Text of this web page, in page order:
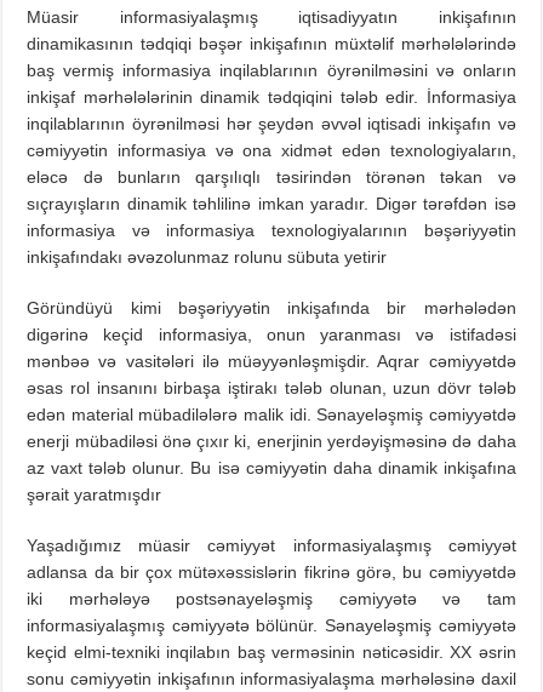
Müasir informasiyalaşmış iqtisadiyyatın inkişafının
dinamikasının tədqiqi bəşər inkişafının müxtəlif mərhələlərində
baş vermiş informasiya inqilablarının öyrənilməsini və onların
inkişaf mərhələlərinin dinamik tədqiqini tələb edir. İnformasiya
inqilablarının öyrənilməsi hər şeydən əvvəl iqtisadi inkişafın və
cəmiyyətin informasiya və ona xidmət edən texnologiyaların,
eləcə də bunların qarşılıqlı təsirindən törənən təkan və
sıçrayışların dinamik təhlilinə imkan yaradır. Digər tərəfdən isə
informasiya və informasiya texnologiyalarının bəşəriyyətin
inkişafındakı əvəzolunmaz rolunu sübuta yetirir
Göründüyü kimi bəşəriyyətin inkişafında bir mərhələdən
digərinə keçid informasiya, onun yaranması və istifadəsi
mənbəə və vasitələri ilə müəyyənləşmişdir. Aqrar cəmiyyətdə
əsas rol insanını birbaşa iştirakı tələb olunan, uzun dövr tələb
edən material mübadilələrə malik idi. Sənayeləşmiş cəmiyyətdə
enerji mübadiləsi önə çıxır ki, enerjinin yerdəyişməsinə də daha
az vaxt tələb olunur. Bu isə cəmiyyətin daha dinamik inkişafına
şərait yaratmışdır
Yaşadığımız müasir cəmiyyət informasiyalaşmış cəmiyyət
adlansa da bir çox mütəxəssislərin fikrinə görə, bu cəmiyyətdə
iki mərhələyə postsənayeləşmiş cəmiyyətə və tam
informasiyalaşmış cəmiyyətə bölünür. Sənayeləşmiş cəmiyyətə
keçid elmi-texniki inqilabın baş verməsinin nəticəsidir. XX əsrin
sonu cəmiyyətin inkişafının informasiyalaşma mərhələsinə daxil